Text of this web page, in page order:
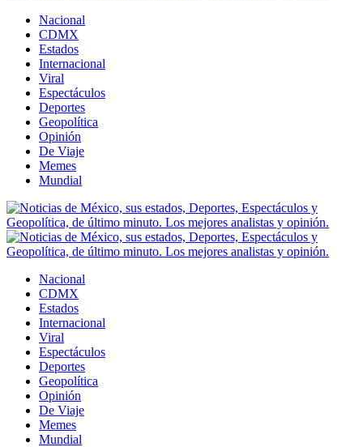
Nacional
CDMX
Estados
Internacional
Viral
Espectáculos
Deportes
Geopolítica
Opinión
De Viaje
Memes
Mundial
Nacional
CDMX
Estados
Internacional
Viral
Espectáculos
Deportes
Geopolítica
Opinión
De Viaje
Memes
Mundial